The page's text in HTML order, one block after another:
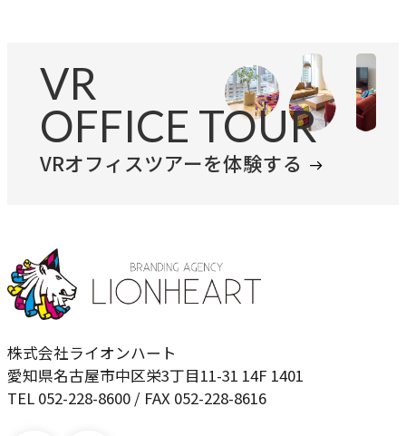
VR
OFFICE TOUR
VRオフィスツアーを体験する
株式会社ライオンハート
愛知県名古屋市中区栄3丁目11-31 14F 1401
TEL 052-228-8600 / FAX 052-228-8616